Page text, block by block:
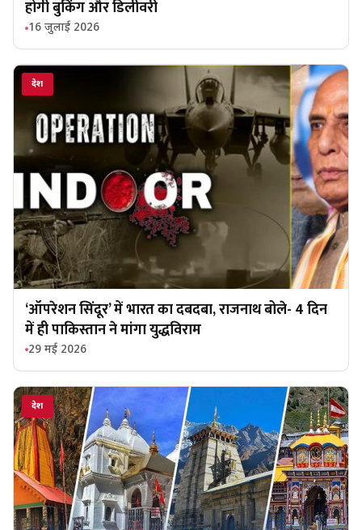
होगी बुकिंग और डिलीवरी
16 जुलाई 2026
देश
‘ऑपरेशन सिंदूर’ में भारत का दबदबा, राजनाथ बोले- 4 दिन
में ही पाकिस्तान ने मांगा युद्धविराम
29 मई 2026
देश